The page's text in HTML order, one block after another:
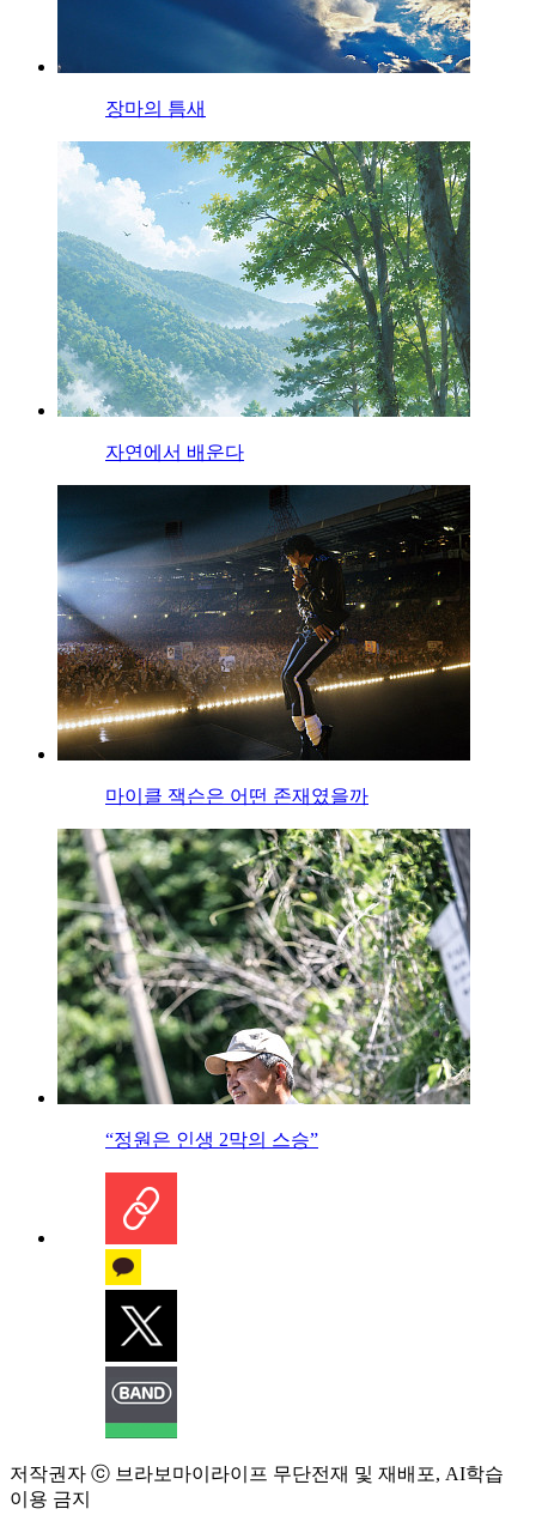
장마의 틈새
자연에서 배운다
마이클 잭슨은 어떤 존재였을까
“정원은 인생 2막의 스승”
저작권자 ⓒ 브라보마이라이프 무단전재 및 재배포, AI학습
이용 금지